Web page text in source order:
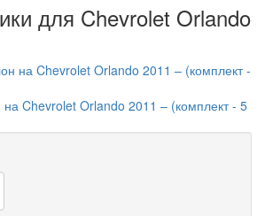
для Chevrolet Orlando
на Chevrolet Orlando 2011 – (комплект - 5